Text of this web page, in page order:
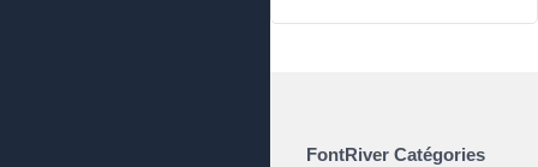
FontRiver Catégories